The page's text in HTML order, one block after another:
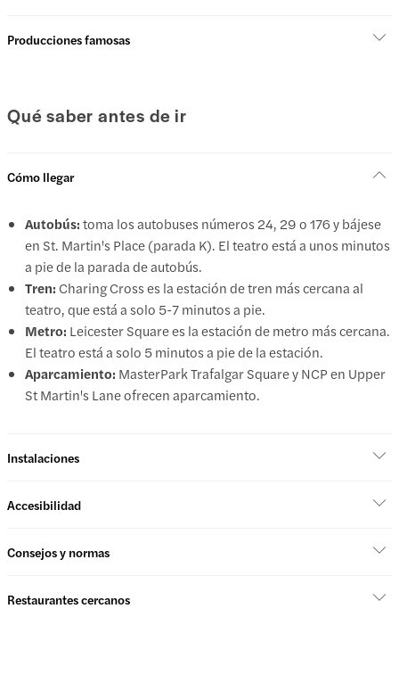
Producciones famosas
Qué saber antes de ir
Cómo llegar
Autobús:toma los autobuses números 24, 29 o 176 y bájese
en St. Martin's Place (parada K). El teatro está a unos minutos
a pie de la parada de autobús.
Tren: Charing Cross es la estación de tren más cercana al
teatro, que está a solo 5-7 minutos a pie.
Metro: Leicester Square es la estación de metro más cercana.
El teatro está a solo 5 minutos a pie de la estación.
Aparcamiento: MasterPark Trafalgar Square y NCP en Upper
St Martin's Lane ofrecen aparcamiento.
Instalaciones
Accesibilidad
Consejos y normas
Restaurantes cercanos